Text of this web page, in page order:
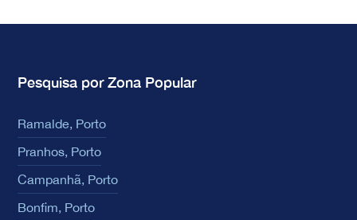
Pesquisa por Zona Popular
Ramalde, Porto
Pranhos, Porto
Campanhã, Porto
Bonfim, Porto